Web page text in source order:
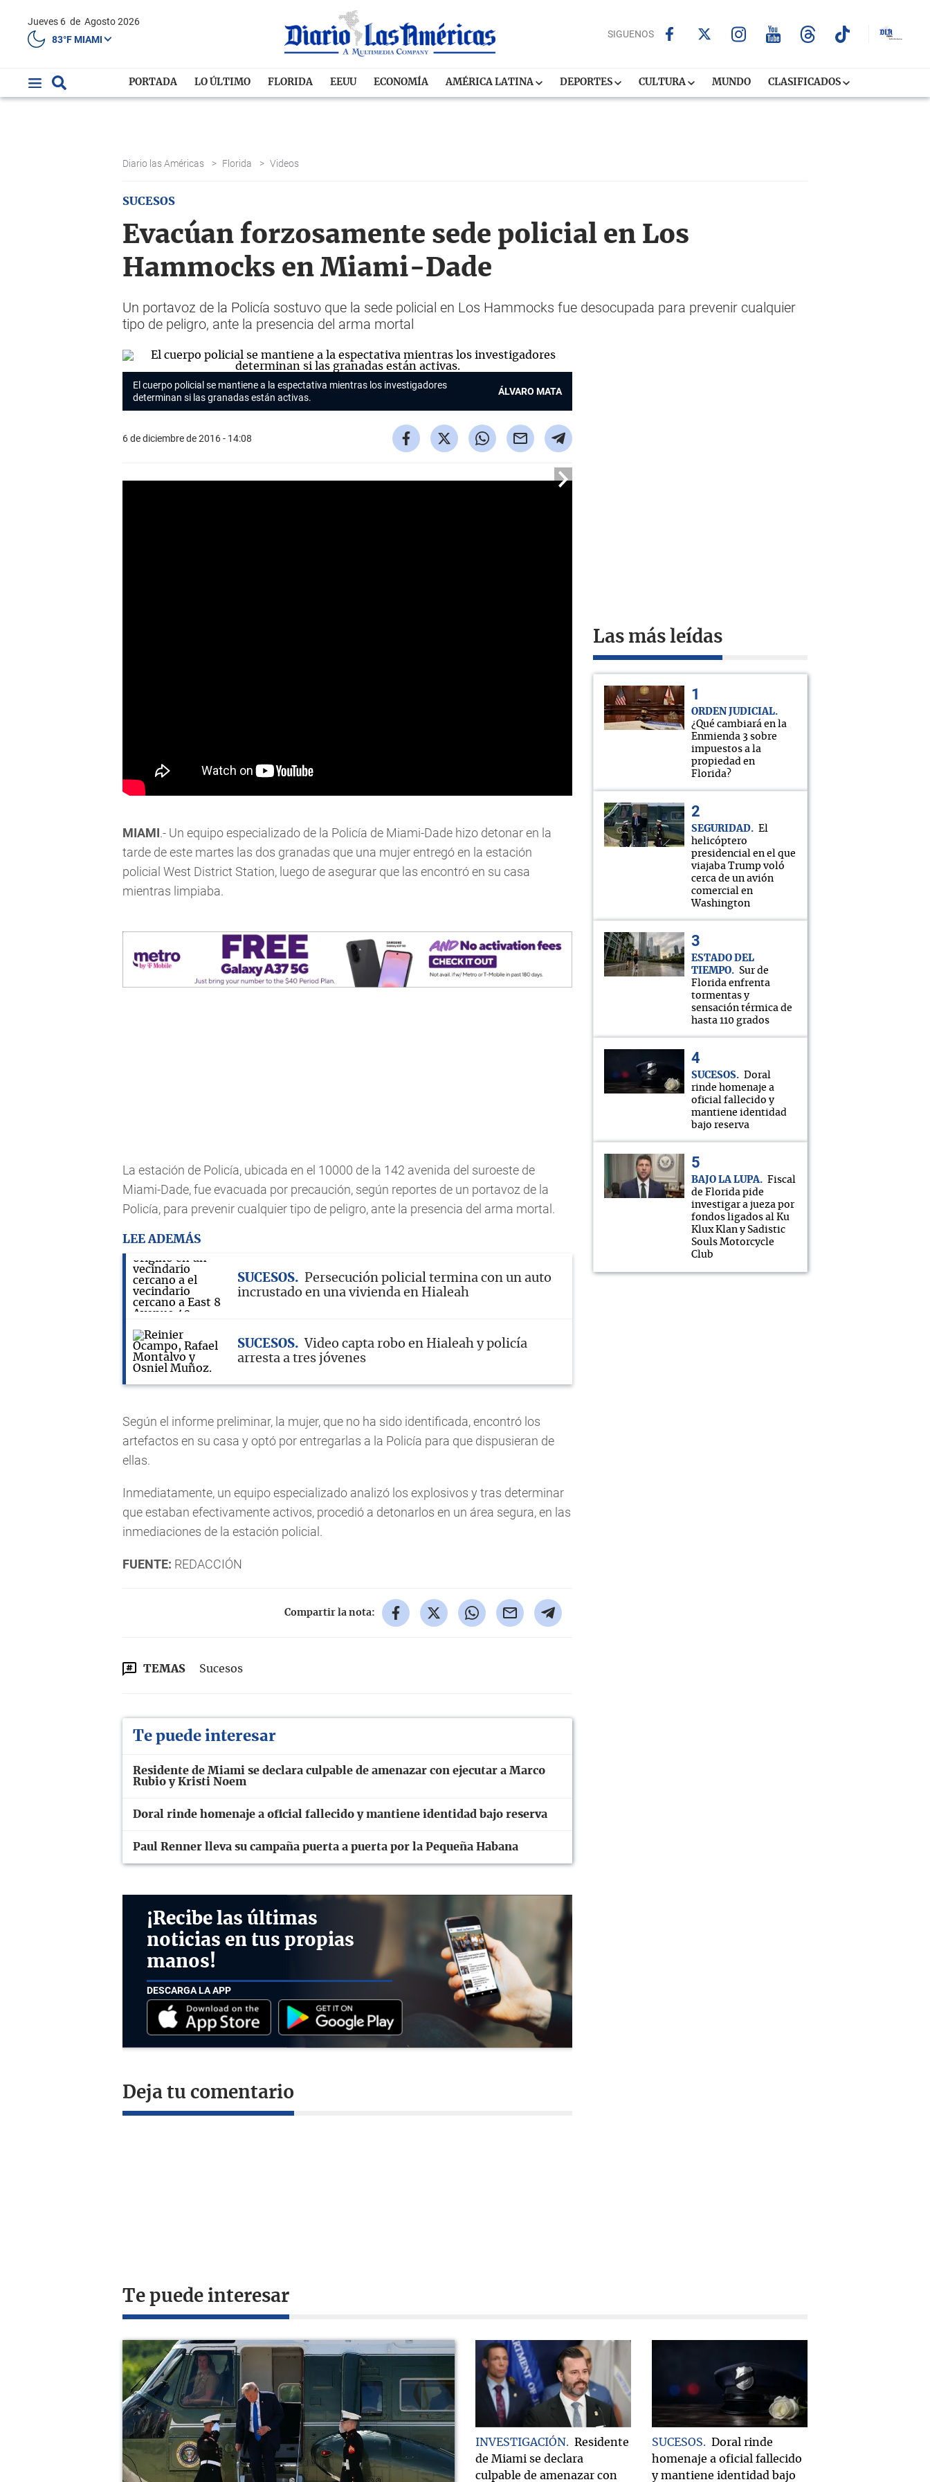
Jueves 6 de Agosto 2026
83°F MIAMI
SIGUENOS
PORTADA LO ÚLTIMO FLORIDA EEUU ECONOMÍA AMÉRICA LATINA DEPORTES CULTURA MUNDO CLASIFICADOS
Diario las Américas > Florida > Videos
SUCESOS
Evacúan forzosamente sede policial en Los
Hammocks en Miami-Dade
Un portavoz de la Policía sostuvo que la sede policial en Los Hammocks fue desocupada para prevenir cualquier
tipo de peligro, ante la presencia del arma mortal
El cuerpo policial se mantiene a la espectativa mientras los investigadores
determinan si las granadas están activas.
ÁLVARO MATA
6 de diciembre de 2016 - 14:08
MIAMI.- Un equipo especializado de la Policía de Miami-Dade hizo detonar en la
tarde de este martes las dos granadas que una mujer entregó en la estación
policial West District Station, luego de asegurar que las encontró en su casa
mientras limpiaba.
La estación de Policía, ubicada en el 10000 de la 142 avenida del suroeste de
Miami-Dade, fue evacuada por precaución, según reportes de un portavoz de la
Policía, para prevenir cualquier tipo de peligro, ante la presencia del arma mortal.
LEE ADEMÁS
SUCESOS
Persecución policial termina con un auto
incrustado en una vivienda en Hialeah
SUCESOS
Video capta robo en Hialeah y policía
arresta a tres jóvenes
Según el informe preliminar, la mujer, que no ha sido identificada, encontró los
artefactos en su casa y optó por entregarlas a la Policía para que dispusieran de
ellas.
Inmediatamente, un equipo especializado analizó los explosivos y tras determinar
que estaban efectivamente activos, procedió a detonarlos en un área segura, en las
inmediaciones de la estación policial.
FUENTE: REDACCIÓN
Compartir la nota:
TEMAS Sucesos
Te puede interesar
Residente de Miami se declara culpable de amenazar con ejecutar a Marco
Rubio y Kristi Noem
Doral rinde homenaje a oficial fallecido y mantiene identidad bajo reserva
Paul Renner lleva su campaña puerta a puerta por la Pequeña Habana
¡Recibe las últimas
noticias en tus propias
manos!
DESCARGA LA APP
Deja tu comentario
Las más leídas
ORDEN JUDICIAL
¿Qué cambiará en la
Enmienda 3 sobre
impuestos a la
propiedad en
Florida?
SEGURIDAD
El
helicóptero
presidencial en el que
viajaba Trump voló
cerca de un avión
comercial en
Washington
ESTADO DEL
TIEMPO
Sur de
Florida enfrenta
tormentas y
sensación térmica de
hasta 110 grados
SUCESOS
Doral
rinde homenaje a
oficial fallecido y
mantiene identidad
bajo reserva
BAJO LA LUPA
Fiscal
de Florida pide
investigar a jueza por
fondos ligados al Ku
Klux Klan y Sadistic
Souls Motorcycle
Club
Te puede interesar
INVESTIGACIÓN
Residente
de Miami se declara
culpable de amenazar con
SUCESOS
Doral rinde
homenaje a oficial fallecido
y mantiene identidad bajo